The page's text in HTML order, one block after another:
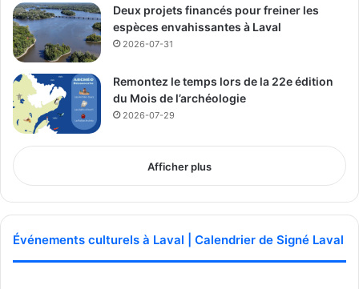
Deux projets financés pour freiner les
espèces envahissantes à Laval
2026-07-31
Remontez le temps lors de la 22e édition
du Mois de l’archéologie
2026-07-29
Afficher plus
Événements culturels à Laval | Calendrier de Signé Laval